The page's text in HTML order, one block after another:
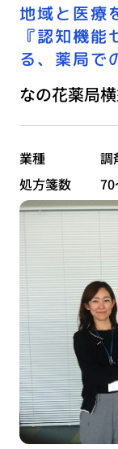
地域と医療
『認知機
る、薬局で
なの花薬局
業種
調
処方箋数